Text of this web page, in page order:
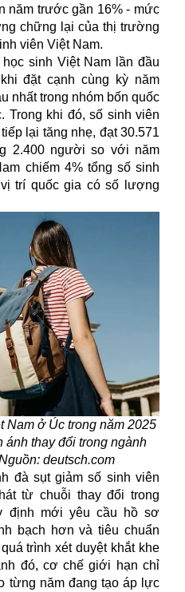
năm trước gần 16% - mức
chững lại của thị trường
viên Việt Nam.
sinh Việt Nam lần đầu
đặt cạnh cùng kỳ năm
nhất trong nhóm bốn quốc
Trong khi đó, số sinh viên
lại tăng nhẹ, đạt 30.571
2.400 người so với năm
chiếm 4% tổng số sinh
trí quốc gia có số lượng
Nam ở Úc trong năm 2025
ánh thay đổi trong ngành
deutsch.com
đà sụt giảm số sinh viên
từ chuỗi thay đổi trong
định mới yêu cầu hồ sơ
bạch hơn và tiêu chuẩn
trình xét duyệt khắt khe
đó, cơ chế giới hạn chỉ
từng năm đang tạo áp lực